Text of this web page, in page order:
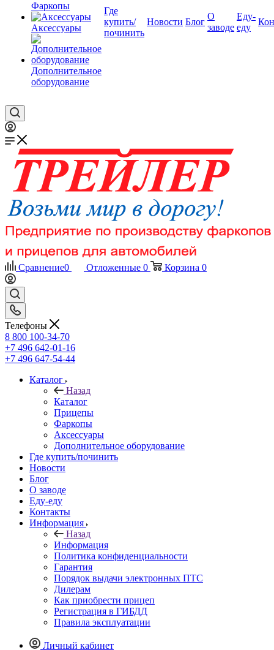
Фаркопы
Аксессуары
Дополнительное
оборудование
Где
купить/
починить
Новости Блог
О
заводе
Еду-
еду
Сравнение0 Отложенные 0 Корзина 0
Телефоны
8 800 100-34-70
+7 496 642-01-16
+7 496 647-54-44
Каталог
Назад
Каталог
Прицепы
Фаркопы
Аксессуары
Дополнительное оборудование
Где купить/починить
Новости
Блог
О заводе
Еду-еду
Контакты
Информация
Назад
Информация
Политика конфиденциальности
Гарантия
Порядок выдачи электронных ПТС
Дилерам
Как приобрести прицеп
Регистрация в ГИБДД
Правила эксплуатации
Личный кабинет